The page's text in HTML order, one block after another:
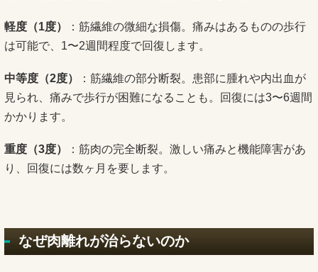
軽度（1度）
：筋繊維の微細な損傷。痛みはあるものの歩行
は可能で、1〜2週間程度で回復します。
中等度（2度）
：筋繊維の部分断裂。患部に腫れや内出血が
見られ、痛みで歩行が困難になることも。回復には3〜6週間
かかります。
重度（3度）
：筋肉の完全断裂。激しい痛みと機能障害があ
り、回復には数ヶ月を要します。
なぜ肉離れが治らないのか